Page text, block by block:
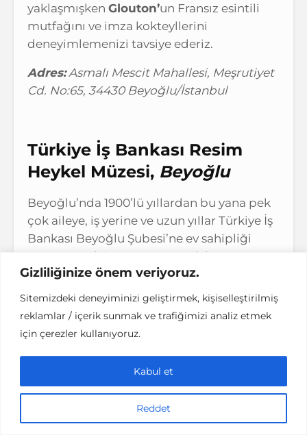
Gizliliğinize önem veriyoruz.
Sitemizdeki deneyiminizi geliştirmek, kişiselleştirilmiş
reklamlar / içerik sunmak ve trafiğimizi analiz etmek
için çerezler kullanıyoruz.
Reddet
Kabul et
yaklaşmışken Glouton’un Fransız esintili
mutfağını ve imza kokteyllerini
deneyimlemenizi tavsiye ederiz.
Adres: Asmalı Mescit Mahallesi, Meşrutiyet
Cd. No:65, 34430 Beyoğlu/İstanbul
Türkiye İş Bankası Resim
Heykel Müzesi, Beyoğlu
Beyoğlu’nda 1900’lü yıllardan bu yana pek
çok aileye, iş yerine ve uzun yıllar Türkiye İş
Bankası Beyoğlu Şubesi’ne ev sahipliği
yapmış Bodvi Apartmanı artık bir müze
olarak yolculuğuna devam ediyor. Titiz bir
restorasyon projesinin ardından Resim
Heykel Müzesi olarak ziyaretçilere açılan
müzede Türk resim ve heykel sanatının
öncüleri, 1914 Kuşağı ressamları,
Cumhuriyet’in ilk dönem sanatçıları ve 20.